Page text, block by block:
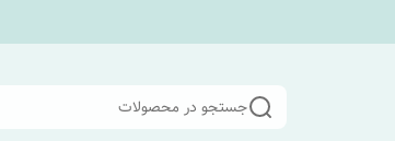
جستجو در محصولات